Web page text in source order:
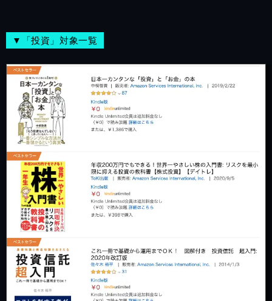
▼「投資」対象一覧